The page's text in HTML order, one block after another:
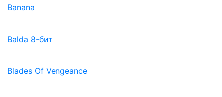
Banana
Balda 8-бит
Blades Of Vengeance